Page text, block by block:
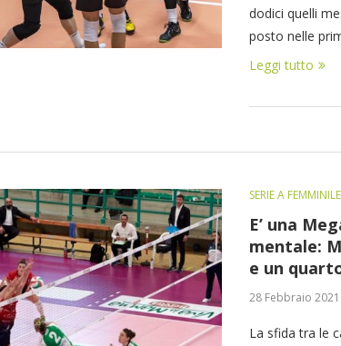
dodici quelli
posto nelle
Leggi tutto
SERIE A FEMMINILE
E’ una
mentale:
e un
28 Febbraio 2021
La sfida tra le